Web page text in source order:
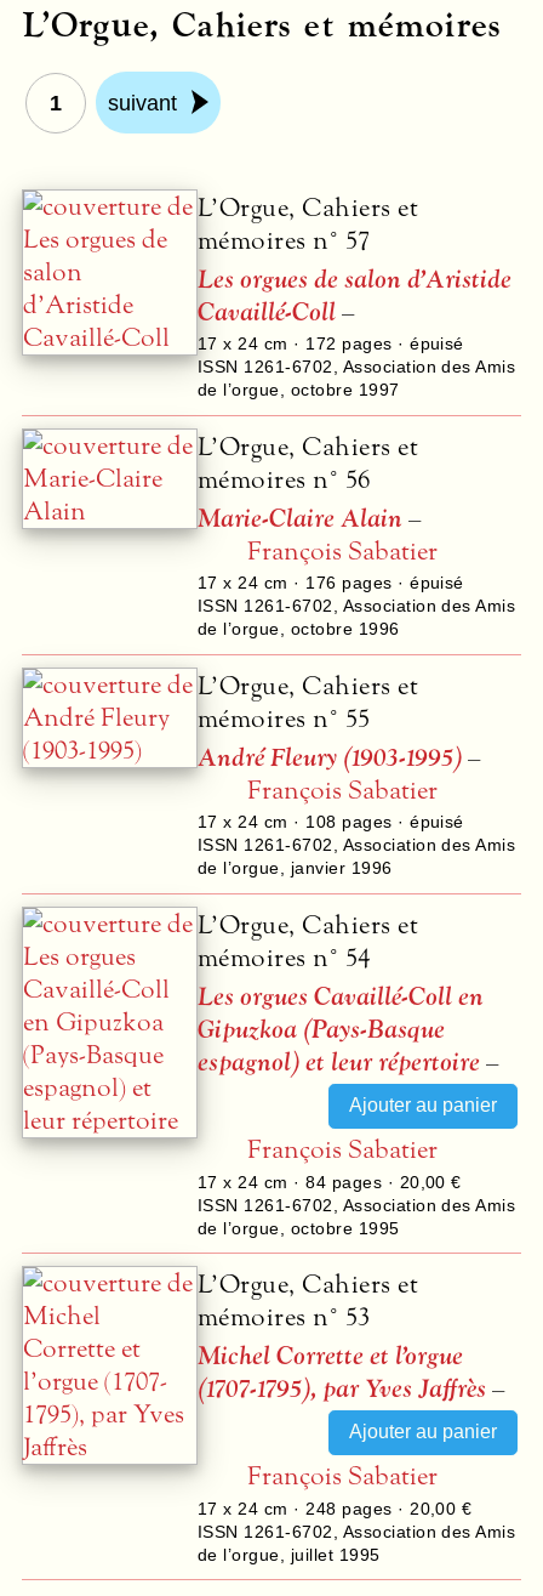
L’Orgue, Cahiers et mémoires
1 suivant
L’Orgue, Cahiers et
mémoires n° 57
Les orgues de salon d’Aristide
Cavaillé-Coll–
17 x 24 cm · 172 pages · épuisé
ISSN 1261-6702, Association des Amis
de l’orgue, octobre 1997
L’Orgue, Cahiers et
mémoires n° 56
Marie-Claire Alain –
François Sabatier
17 x 24 cm · 176 pages · épuisé
ISSN 1261-6702, Association des Amis
de l’orgue, octobre 1996
L’Orgue, Cahiers et
mémoires n° 55
André Fleury (1903-1995)–
François Sabatier
17 x 24 cm · 108 pages · épuisé
ISSN 1261-6702, Association des Amis
de l’orgue, janvier 1996
L’Orgue, Cahiers et
mémoires n° 54
Les orgues Cavaillé-Coll en
Gipuzkoa (Pays-Basque
espagnol) et leur répertoire –
François Sabatier
17 x 24 cm ·84 pages · 20,00 €
ISSN 1261-6702
Association des Amis
de l’orgue
octobre 1995
L’Orgue, Cahiers et
mémoires n° 53
Michel Corrette et l’orgue
(1707-1795), par Yves Jaffrès –
François Sabatier
17 x 24 cm · 248 pages · 20,00 €
ISSN 1261-6702
Association des Amis
de l’orgue
juillet 1995